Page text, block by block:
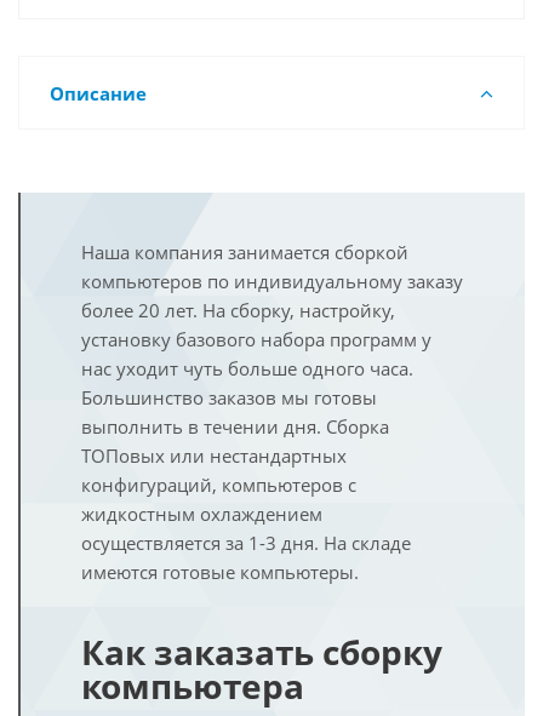
Описание
Наша компания занимается сборкой
компьютеров по индивидуальному заказу
более 20 лет. На сборку, настройку,
установку базового набора программ у
нас уходит чуть больше одного часа.
Большинство заказов мы готовы
выполнить в течении дня. Сборка
ТОПовых или нестандартных
конфигураций, компьютеров с
жидкостным охлаждением
осуществляется за 1-3 дня. На складе
имеются готовые компьютеры.
Как заказать сборку
компьютера